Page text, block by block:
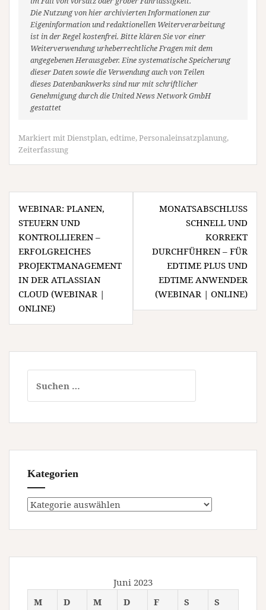
Die Nutzung von hier archivierten Informationen zur
Eigeninformation und redaktionellen Weiterverarbeitung
ist in der Regel kostenfrei. Bitte klären Sie vor einer
Weiterverwendung urheberrechtliche Fragen mit dem
angegebenen Herausgeber. Eine systematische Speicherung
dieser Daten sowie die Verwendung auch von Teilen
dieses Datenbankwerks sind nur mit schriftlicher
Genehmigung durch die United News Network GmbH
gestattet
Markiert mit Dienstplan,edtime,Personaleinsatzplanung,
Zeiterfassung
Beitragsnavigation
WEBINAR: PLANEN,
STEUERN UND
KONTROLLIEREN –
ERFOLGREICHES
PROJEKTMANAGEMENT
IN DER ATLASSIAN
CLOUD (WEBINAR |
ONLINE)
MONATSABSCHLUSS
SCHNELL UND
KORREKT
DURCHFÜHREN – FÜR
EDTIME PLUS UND
EDTIME ANWENDER
(WEBINAR | ONLINE)
nach:
Kategorien
Kategorien
Juni 2023
M
D M D F S S